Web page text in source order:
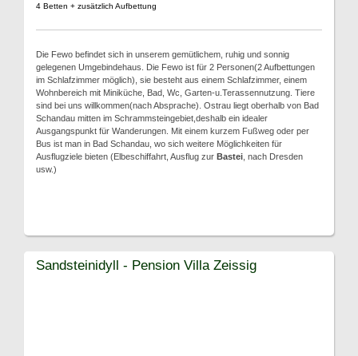
4 Betten + zusätzlich Aufbettung
Die Fewo befindet sich in unserem gemütlichem, ruhig und sonnig
gelegenen Umgebindehaus. Die Fewo ist für 2 Personen(2 Aufbettungen
im Schlafzimmer möglich), sie besteht aus einem Schlafzimmer, einem
Wohnbereich mit Miniküche, Bad, Wc, Garten-u.Terassennutzung. Tiere
sind bei uns willkommen(nach Absprache). Ostrau liegt oberhalb von Bad
Schandau mitten im Schrammsteingebiet,deshalb ein idealer
Ausgangspunkt für Wanderungen. Mit einem kurzem Fußweg oder per
Bus ist man in Bad Schandau, wo sich weitere Möglichkeiten für
Ausflugziele bieten (Elbeschiffahrt, Ausflug zur Bastei , nach Dresden
usw.)
Sandsteinidyll - Pension Villa Zeissig